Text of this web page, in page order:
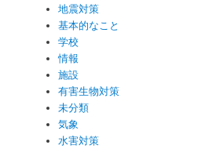
地震対策
基本的なこと
学校
情報
施設
有害生物対策
未分類
気象
水害対策